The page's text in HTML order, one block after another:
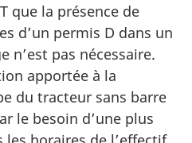
que la présence de
d’un permis D dans un
n’est pas nécessaire.
apportée à la
du tracteur sans barre
le besoin d’une plus